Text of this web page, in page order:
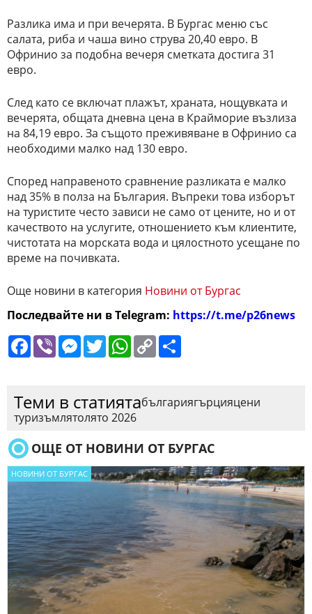
Разлика има и при вечерята. В Бургас меню със
салата, риба и чаша вино струва 20,40 евро. В
Офринио за подобна вечеря сметката достига 31
евро.
След като се включат плажът, храната, нощувката и
вечерята, общата дневна цена в Крайморие възлиза
на 84,19 евро. За същото преживяване в Офринио са
необходими малко над 130 евро.
Според направеното сравнение разликата е малко
над 35% в полза на България. Въпреки това изборът
на туристите често зависи не само от цените, но и от
качеството на услугите, отношението към клиентите,
чистотата на морската вода и цялостното усещане по
време на почивката.
Още новини в категория Новини от Бургас
Последвайте ни в Telegram: https://t.me/p26news
Facebook
ViberMessenger
TwitterWhatsApp
Copy
Link
Теми в статиятабългариягърцияцени
туризъмлятолято 2026
ОЩЕ ОТ НОВИНИ ОТ БУРГАС
НОВИНИ ОТ БУРГАС